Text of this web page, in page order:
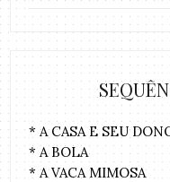
* A CASA E SEU
* A BOLA
* A VACA MIMOSA